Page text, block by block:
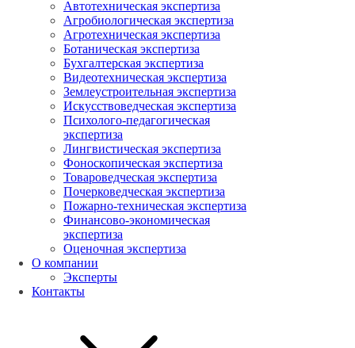
Автотехническая экспертиза
Агробиологическая экспертиза
Агротехническая экспертиза
Ботаническая экспертиза
Бухгалтерская экспертиза
Видеотехническая экспертиза
Землеустроительная экспертиза
Искусствоведческая экспертиза
Психолого-педагогическая
экспертиза
Лингвистическая экспертиза
Фоноскопическая экспертиза
Товароведческая экспертиза
Почерковедческая экспертиза
Пожарно-техническая экспертиза
Финансово-экономическая
экспертиза
Оценочная экспертиза
О компании
Эксперты
Контакты